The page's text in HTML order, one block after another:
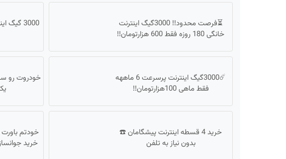
⏳فرصت محدود!! 3000گیگ اینترنت
خانگی 180 روزه فقط 600 هزارتومان!!
☄️3000گیگ اینترنت پرسرعت 6 ماههه
فقط ماهی 100هزارتومان!!
خودروت رو
خرید 4 قسطه اینترنت پیشگامان ☎️
بدون نیاز به تلفن
خودتم
خرید